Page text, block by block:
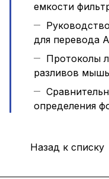
емкости
для перевода
Протоколы
разливов
определения
Назад к списку